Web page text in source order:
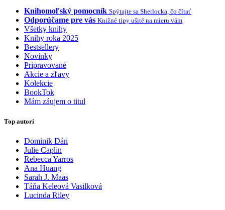
Knihomoľský pomocník Spýtajte sa Sherlocka, čo čítať
Odporúčame pre vás Knižné tipy ušité na mieru vám
Všetky knihy
Knihy roka 2025
Bestsellery
Novinky
Pripravované
Akcie a zľavy
Kolekcie
BookTok
Mám záujem o titul
Top autori
Dominik Dán
Julie Caplin
Rebecca Yarros
Ana Huang
Sarah J. Maas
Táňa Keleová Vasilková
Lucinda Riley